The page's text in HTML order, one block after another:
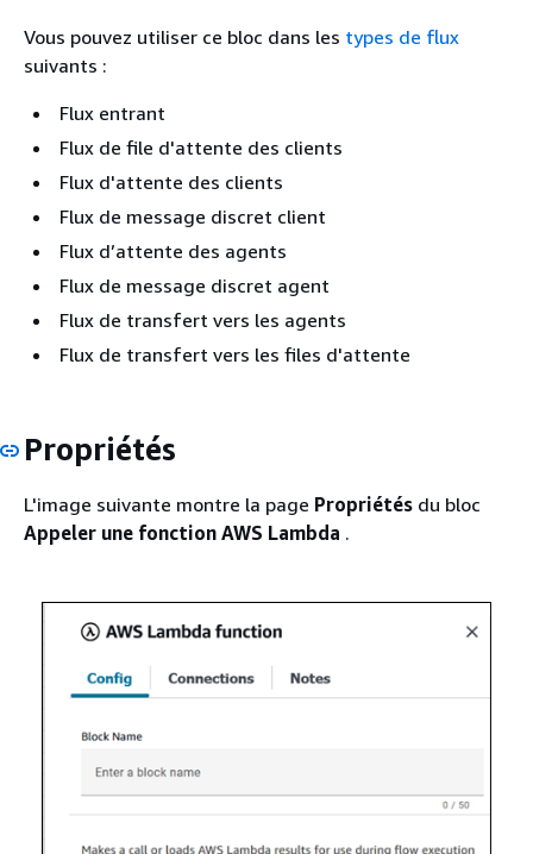
Vous pouvez utiliser ce bloc dans les types de flux
suivants :
Flux entrant
Flux de file d'attente des clients
Flux d'attente des clients
Flux de message discret client
Flux d’attente des agents
Flux de message discret agent
Flux de transfert vers les agents
Flux de transfert vers les files d'attente
Propriétés
L'image suivante montre la page Propriétés du bloc
Appeler une fonction AWS Lambda .